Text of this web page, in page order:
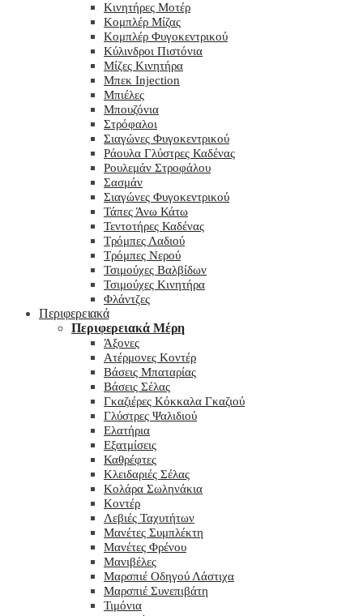
Κινητήρες Μοτέρ
Κομπλέρ Μίζας
Κομπλέρ Φυγοκεντρικού
Κύλινδροι Πιστόνια
Μίζες Κινητήρα
Μπεκ Injection
Μπιέλες
Μπουζόνια
Στρόφαλοι
Σιαγώνες Φυγοκεντρικού
Ράουλα Γλύστρες Καδένας
Ρουλεμάν Στροφάλου
Σασμάν
Σιαγώνες Φυγοκεντρικού
Τάπες Άνω Κάτω
Τεντοτήρες Καδένας
Τρόμπες Λαδιού
Τρόμπες Νερού
Τσιμούχες Βαλβίδων
Τσιμούχες Κινητήρα
Φλάντζες
Περιφερειακά
Περιφερειακά Μέρη
Άξονες
Ατέρμονες Κοντέρ
Βάσεις Μπαταρίας
Βάσεις Σέλας
Γκαζιέρες Κόκκαλα Γκαζιού
Γλύστρες Ψαλιδιού
Ελατήρια
Εξατμίσεις
Καθρέφτες
Κλειδαριές Σέλας
Κολάρα Σωληνάκια
Κοντέρ
Λεβιές Ταχυτήτων
Μανέτες Συμπλέκτη
Μανέτες Φρένου
Μανιβέλες
Μαρσπιέ Οδηγού Λάστιχα
Μαρσπιέ Συνεπιβάτη
Τιμόνια